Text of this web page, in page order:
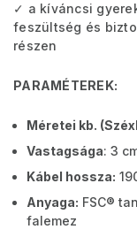
✓ a kíváncsi
feszültség és
részen
PARAMÉTEREK:
Méretei kb.
Vastagsága: 3
Kábel hossza:
Anyaga: FSC®
falemez